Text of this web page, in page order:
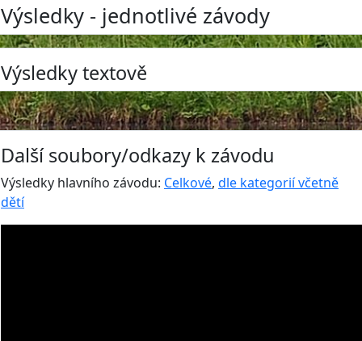
Výsledky - jednotlivé závody
Výsledky textově
Další soubory/odkazy k závodu
Výsledky hlavního závodu: Celkové, dle kategorií včetně
dětí